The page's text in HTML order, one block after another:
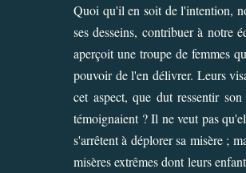
Quoi qu'il en soit de l'intention,
ses desseins, contribuer à notre
aperçoit une troupe de femmes
pouvoir de l'en délivrer. Leurs
cet aspect, que dut ressentir
témoignaient ? Il ne veut pas
s'arrêtent à déplorer sa misère ;
misères extrêmes dont leurs